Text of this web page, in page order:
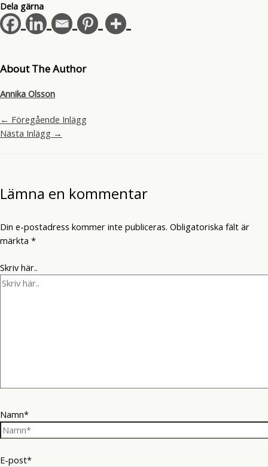
Dela gärna
About The Author
Annika Olsson
← Föregående Inlägg
Nästa Inlägg →
Lämna en kommentar
Din e-postadress kommer inte publiceras. Obligatoriska fält är
märkta *
Skriv här..
Namn*
E-post*